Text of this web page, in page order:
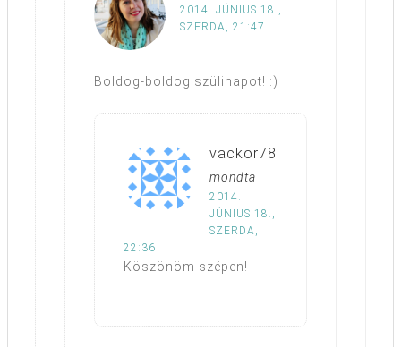
2014. JÚNIUS 18.,
SZERDA, 21:47
Boldog-boldog szülinapot! :)
vackor78
mondta
2014.
JÚNIUS 18.,
SZERDA,
22:36
Köszönöm szépen!